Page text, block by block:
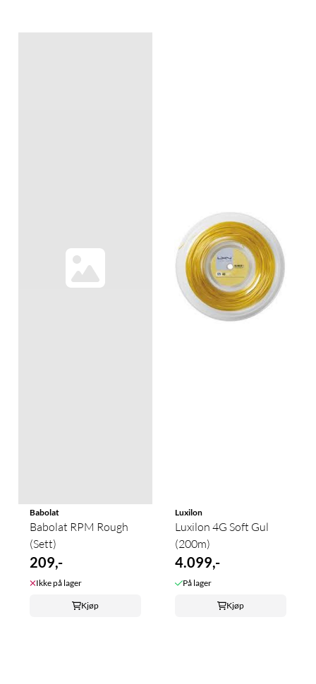
Babolat
Babolat RPM Rough
(Sett)
209,-
Ikke på lager
Kjøp
Luxilon
Luxilon 4G Soft Gul
(200m)
4.099,-
På lager
Kjøp